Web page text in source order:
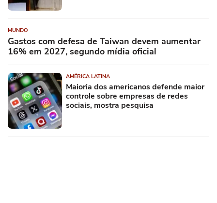
MUNDO
Gastos com defesa de Taiwan devem aumentar
16% em 2027, segundo mídia oficial
AMÉRICA LATINA
Maioria dos americanos defende maior
controle sobre empresas de redes
sociais, mostra pesquisa